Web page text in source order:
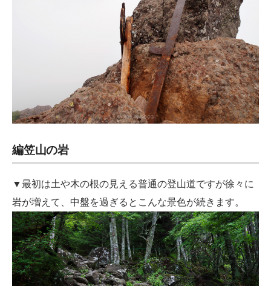
編笠山の岩
▼最初は土や木の根の見える普通の登山道ですが徐々に
岩が増えて、中盤を過ぎるとこんな景色が続きます。